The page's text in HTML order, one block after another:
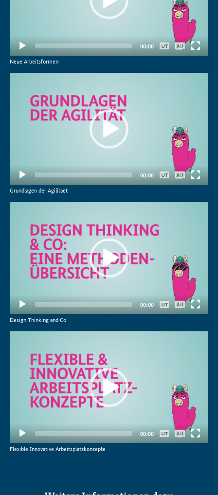
00:00
Keine
Neue Arbeitsformen
00:00
Keine
Deutsch
Grundlagen der Agilitaet
00:00
Keine
Design Thinking and Co
00:00
Keine
Deutsch
Flexible Innovative Arbeitsplatzkonzepte